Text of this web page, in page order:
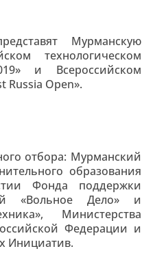
Мурманскую
технологическом
и Всероссийском
Russia Open».
отбора: Мурманский
образования
Фонда поддержки
«Вольное Дело» и
Министерства
Федерации и
Инициатив.